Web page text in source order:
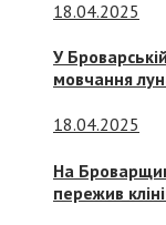
18.04.2025
У
мовчання
18.04.2025
На
пережив